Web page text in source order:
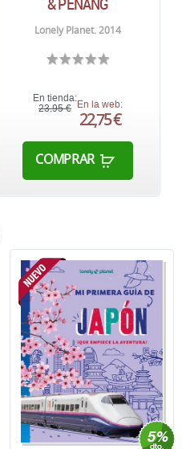
Lonely Planet. 2014
En tienda:
23,95 € En la web:
22,75 €
COMPRAR